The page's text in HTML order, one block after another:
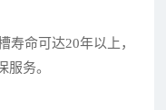
寿命可达20年以上，
服务。